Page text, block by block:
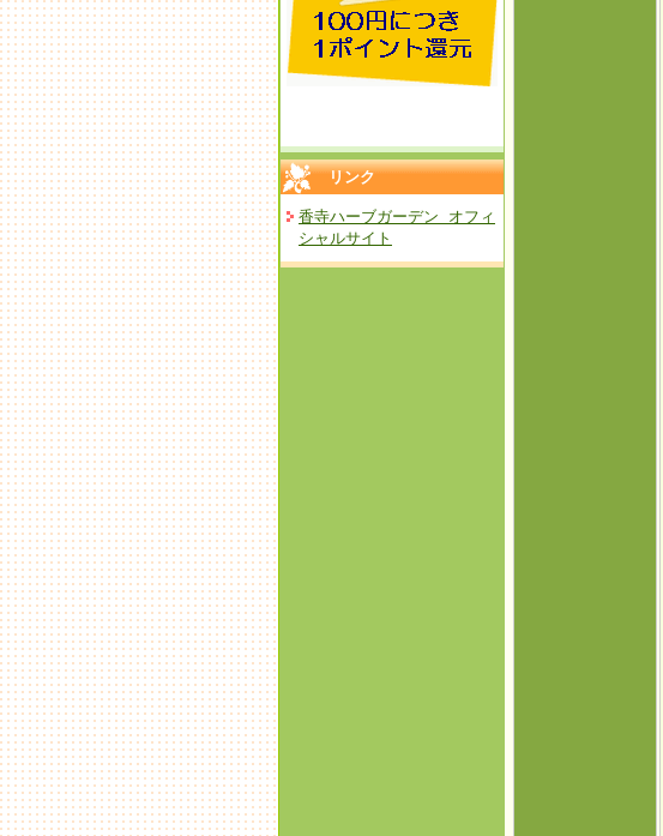
リンク
香寺ハーブガーデン オフィ
シャルサイト